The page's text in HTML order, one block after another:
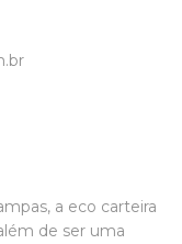
a eco carteira
de ser uma